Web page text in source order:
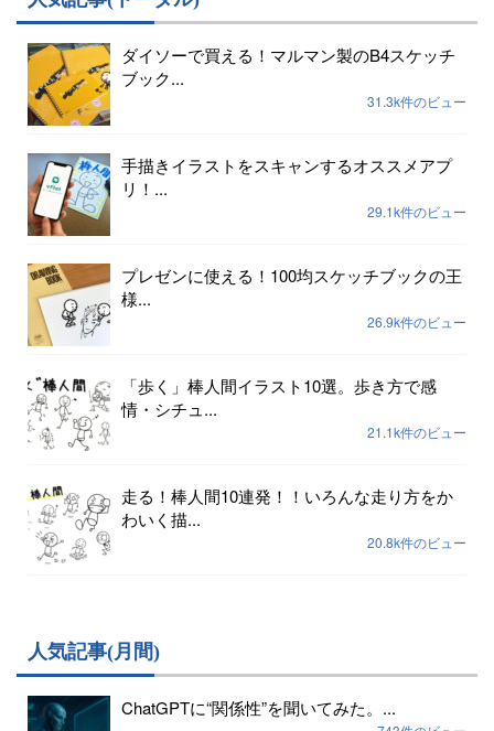
ダイソーで買える！マルマン製のB4スケッチ
ブック...
31.3k件のビュー
手描きイラストをスキャンするオススメアプ
リ！...
29.1k件のビュー
プレゼンに使える！100均スケッチブックの王
様...
26.9k件のビュー
「歩く」棒人間イラスト10選。歩き方で感
情・シチュ...
21.1k件のビュー
走る！棒人間10連発！！いろんな走り方をか
わいく描...
20.8k件のビュー
人気記事(月間)
ChatGPTに“関係性”を聞いてみた。...